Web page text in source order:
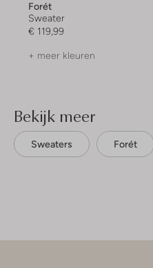
Forét
Sweater
€ 119,99
+ meer kleuren
Bekijk meer
Sweaters Forét